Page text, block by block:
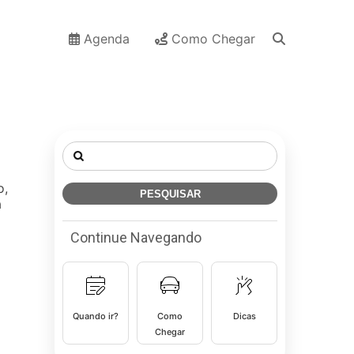
Agenda Como Chegar
Pesquisar
por:
Continue Navegando
Quando ir?
Como
Chegar
Dicas